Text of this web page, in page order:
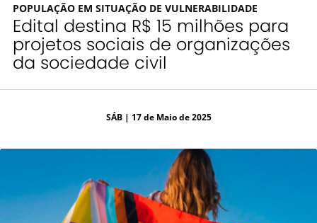
POPULAÇÃO EM SITUAÇÃO DE VULNERABILIDADE
Edital destina R$ 15 milhões para
projetos sociais de organizações
da sociedade civil
SÁB| 17 de Maio de 2025